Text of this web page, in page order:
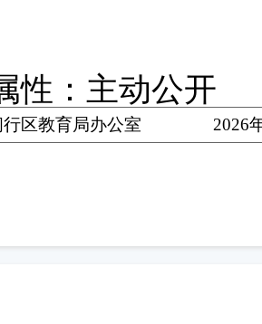
性： 主动公开
行区教育局办公室 2026